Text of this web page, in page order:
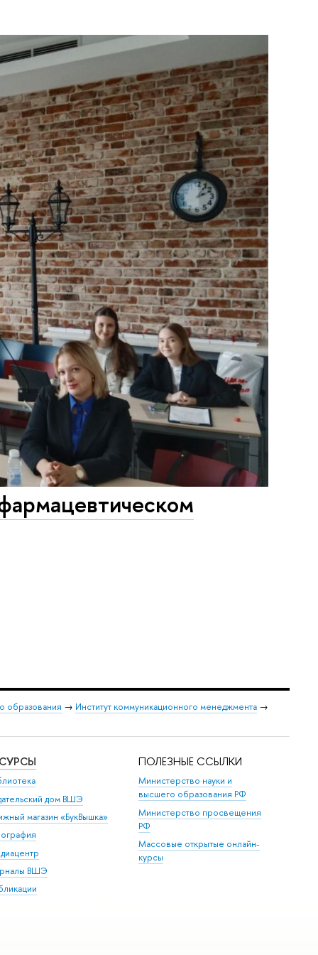
образования → Институт коммуникационного менеджмента →
дом ВШЭ
магазин «БукВышка»
ВШЭ
ПОЛЕЗНЫЕ ССЫЛКИ
Министерство науки и
высшего образования РФ
Министерство просвещения
РФ
Массовые открытые онлайн-
курсы